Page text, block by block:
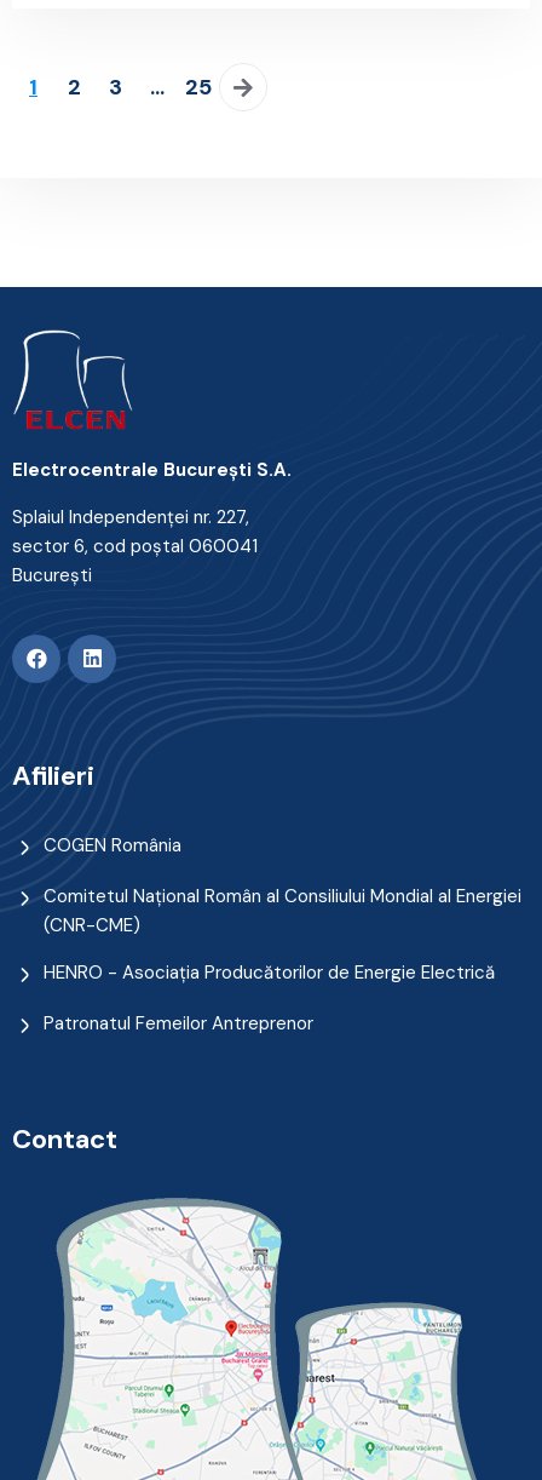
1 2 3 … 25
Electrocentrale Bucureşti S.A.
Splaiul Independenţei nr. 227,
sector 6, cod poştal 060041
Bucureşti
Afilieri
COGEN România
Comitetul Naţional Român al Consiliului Mondial al Energiei
(CNR-CME)
HENRO - Asociația Producătorilor de Energie Electrică
Patronatul Femeilor Antreprenor
Contact